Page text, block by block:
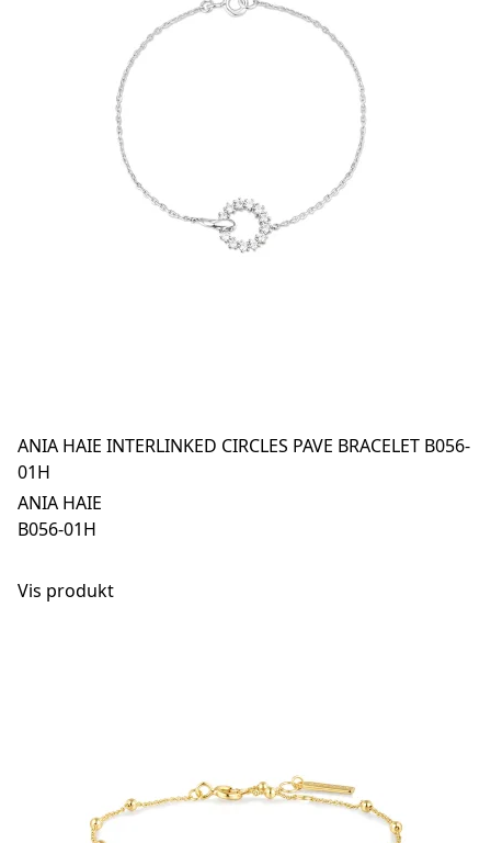
ANIA HAIE INTERLINKED CIRCLES PAVE BRACELET B056-
01H
ANIA HAIE
B056-01H
Vis produkt